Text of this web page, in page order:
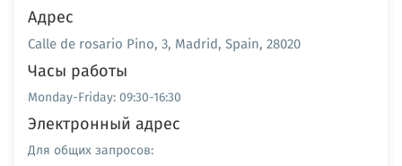
Адрес
Calle de rosario Pino, 3, Madrid, Spain, 28020
Часы работы
Monday-Friday: 09:30-16:30
Электронный адрес
Для общих запросов: